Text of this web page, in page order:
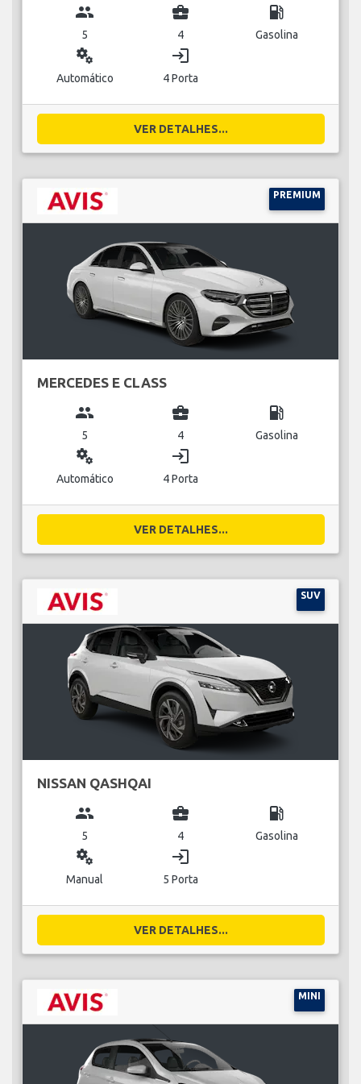
group
5
business_center
4
local_gas_station
Gasolina
miscellaneous_services
Automático
login
4 Porta
VER DETALHES...
PREMIUM
MERCEDES E CLASS
group
5
business_center
4
local_gas_station
Gasolina
miscellaneous_services
Automático
login
4 Porta
VER DETALHES...
SUV
NISSAN QASHQAI
group
5
business_center
4
local_gas_station
Gasolina
miscellaneous_services
Manual
login
5 Porta
VER DETALHES...
MINI